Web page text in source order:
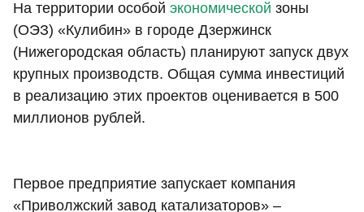
На территории особой экономической зоны
(ОЭЗ) «Кулибин» в городе Дзержинск
(Нижегородская область) планируют запуск двух
крупных производств. Общая сумма инвестиций
в реализацию этих проектов оценивается в 500
миллионов рублей.
Первое предприятие запускает компания
«Приволжский завод катализаторов» –